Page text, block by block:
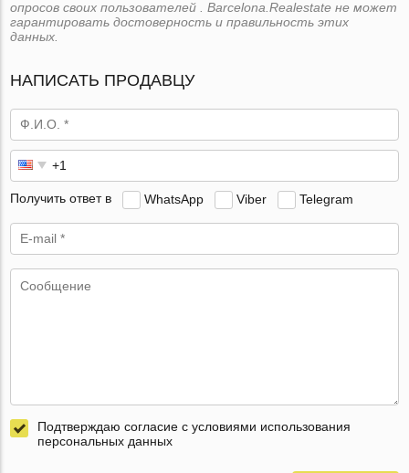
опросов своих пользователей . Barcelona.Realestate не может
гарантировать достоверность и правильность этих
данных.
НАПИСАТЬ ПРОДАВЦУ
Получить ответ в WhatsApp Viber Telegram
Подтверждаю согласие с условиями использования
персональных данных